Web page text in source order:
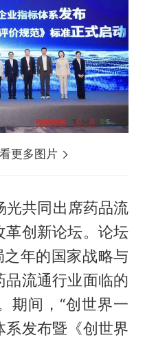
更多图片
光共同出席药品流
革创新论坛。论坛
之年的国家战略与
流通行业面临的
期间，“创世界一
系发布暨《创世界